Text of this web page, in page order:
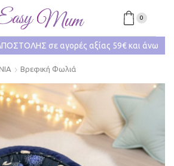
0
σε αγορές αξίας 59€ και άνω
Βρεφική Φωλιά